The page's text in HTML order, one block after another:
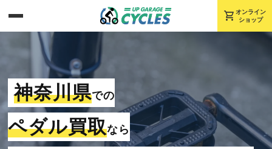
shopping_cart オンライン
ショップ
神奈川県での
ペダル買取なら